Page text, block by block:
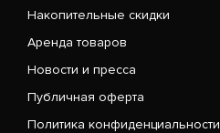
Накопительные скидки
Аренда товаров
Новости и пресса
Публичная оферта
Политика конфиденциальности